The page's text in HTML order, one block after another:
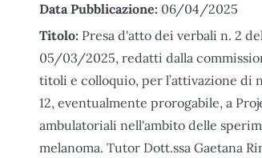
Data Pubblicazione: 06/04/2025
Titolo: Presa d'atto dei verbali n. 2
05/03/2025, redatti dalla
titoli e colloquio, per l’attivazione di
12, eventualmente prorogabile, a
ambulatoriali nell'ambito delle
melanoma. Tutor Dott.ssa Gaetana